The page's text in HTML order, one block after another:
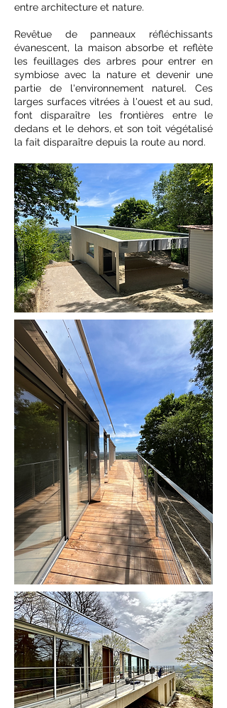
entre architecture et nature.
Revêtue de panneaux réfléchissants
évanescent, la maison absorbe et reflète
les feuillages des arbres pour entrer en
symbiose avec la nature et devenir une
partie de l'environnement naturel. Ces
larges surfaces vitrées à l'ouest et au sud,
font disparaître les frontières entre le
dedans et le dehors, et son toit végétalisé
la fait disparaître depuis la route au nord.